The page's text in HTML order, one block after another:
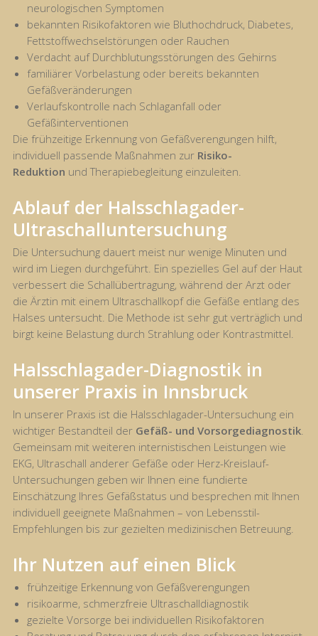
neurologischen Symptomen
bekannten Risikofaktoren wie Bluthochdruck, Diabetes,
Fettstoffwechselstörungen oder Rauchen
Verdacht auf Durchblutungsstörungen des Gehirns
familiärer Vorbelastung oder bereits bekannten
Gefäßveränderungen
Verlaufskontrolle nach Schlaganfall oder
Gefäßinterventionen
Die frühzeitige Erkennung von Gefäßverengungen hilft,
individuell passende Maßnahmen zur Risiko-
Reduktion und Therapiebegleitung einzuleiten.
Ablauf der Halsschlagader-
Ultraschalluntersuchung
Die Untersuchung dauert meist nur wenige Minuten und
wird im Liegen durchgeführt. Ein spezielles Gel auf der Haut
verbessert die Schallübertragung, während der Arzt oder
die Ärztin mit einem Ultraschallkopf die Gefäße entlang des
Halses untersucht. Die Methode ist sehr gut verträglich und
birgt keine Belastung durch Strahlung oder Kontrastmittel.
Halsschlagader-Diagnostik in
unserer Praxis in Innsbruck
In unserer Praxis ist die Halsschlagader-Untersuchung ein
wichtiger Bestandteil der Gefäß- und Vorsorgediagnostik.
Gemeinsam mit weiteren internistischen Leistungen wie
EKG, Ultraschall anderer Gefäße oder Herz-Kreislauf-
Untersuchungen geben wir Ihnen eine fundierte
Einschätzung Ihres Gefäßstatus und besprechen mit Ihnen
individuell geeignete Maßnahmen – von Lebensstil-
Empfehlungen bis zur gezielten medizinischen Betreuung.
Ihr Nutzen auf einen Blick
frühzeitige Erkennung von Gefäßverengungen
risikoarme, schmerzfreie Ultraschalldiagnostik
gezielte Vorsorge bei individuellen Risikofaktoren